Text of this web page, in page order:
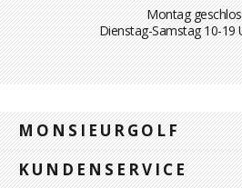
Montag
Dienstag-Samstag 10-19
MONSIEURGOLF
KUNDENSERVICE